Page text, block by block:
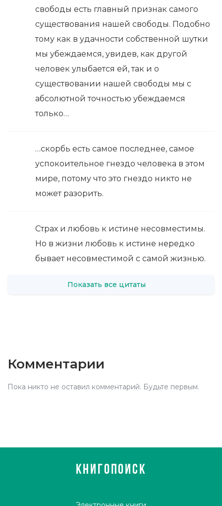
свободы есть главный признак самого
существования нашей свободы. Подобно
тому как в удачности собственной шутки
мы убеждаемся, увидев, как другой
человек улыбается ей, так и о
существовании нашей свободы мы с
абсолютной точностью убеждаемся
только…
…скорбь есть самое последнее, самое
успокоительное гнездо человека в этом
мире, потому что это гнездо никто не
может разорить.
Страх и любовь к истине несовместимы.
Но в жизни любовь к истине нередко
бывает несовместимой с самой жизнью.
Показать все цитаты
Комментарии
Пока никто не оставил комментарий. Будьте первым.
КНИГОПОИСК